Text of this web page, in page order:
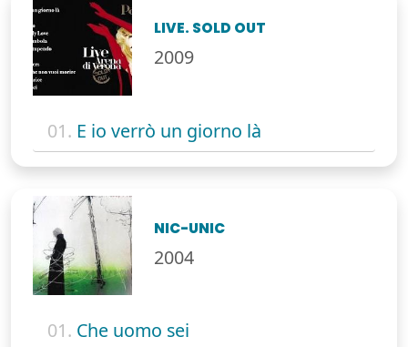
LIVE. SOLD OUT
2009
01. E io verrò un giorno là
NIC-UNIC
2004
01. Che uomo sei